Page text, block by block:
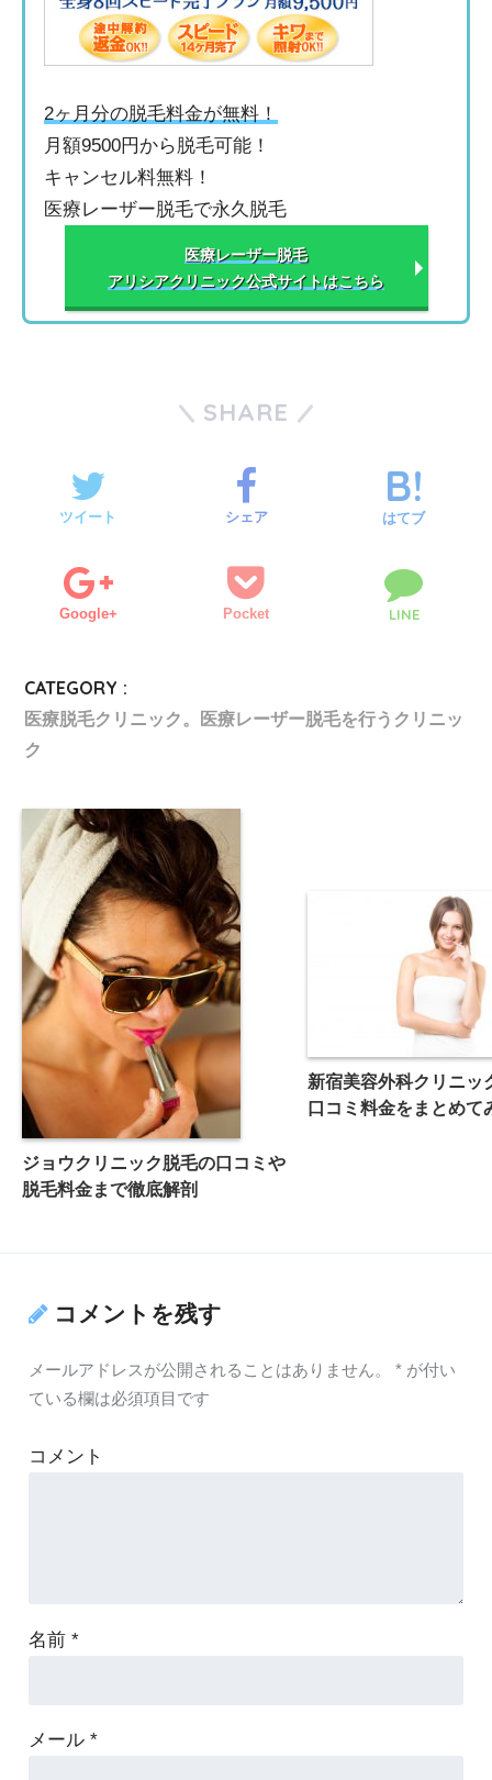
2ヶ月分の脱毛料金が無料！
月額9500円から脱毛可能！
キャンセル料無料！
医療レーザー脱毛で永久脱毛
医療レーザー脱毛
アリシアクリニック公式サイトはこちら
SHARE
ツイート シェア はてブ
Google+ Pocket LINE
CATEGORY :
医療脱毛クリニック。医療レーザー脱毛を行うクリニッ
ク
ジョウクリニック脱毛の口コミや
脱毛料金まで徹底解剖
新宿美容外科クリニッ
口コミ料金をまとめて
コメントを残す
メールアドレスが公開されることはありません。 *が付い
ている欄は必須項目です
コメント
名前 *
メール *